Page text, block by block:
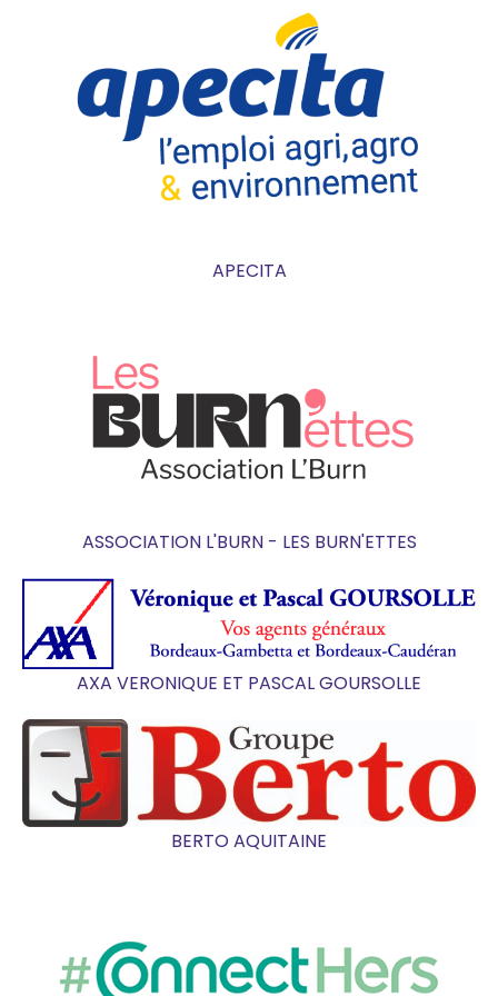
APECITA
ASSOCIATION L'BURN - LES BURN'ETTES
AXA VERONIQUE ET PASCAL GOURSOLLE
BERTO AQUITAINE